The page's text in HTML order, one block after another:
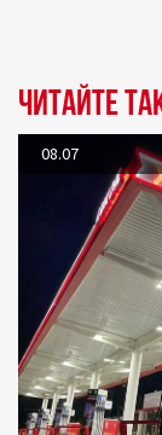
Читайте
08.07